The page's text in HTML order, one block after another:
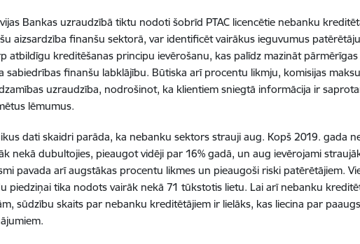
Bankas uzraudzībā tiktu nodoti šobrīd PTAC licencētie nebanku
aizsardzība finanšu sektorā, var identificēt vairākus ieguvumus
atbildīgu kreditēšanas principu ievērošanu, kas palīdz mazināt
sabiedrības finanšu labklājību. Būtiska arī procentu likmju, komisijas
uzraudzība, nodrošinot, ka klientiem sniegtā informācija ir
lēmumus.
dati skaidri parāda, ka nebanku sektors strauji aug. Kopš 2019. gada
nekā dubultojies, pieaugot vidēji par 16% gadā, un aug ievērojami
pavada arī augstākas procentu likmes un pieaugoši riski patērētājiem.
piedziņai tika nodots vairāk nekā 71 tūkstotis lietu. Lai arī nebanku
sūdzību skaits par nebanku kreditētājiem ir lielāks, kas liecina par